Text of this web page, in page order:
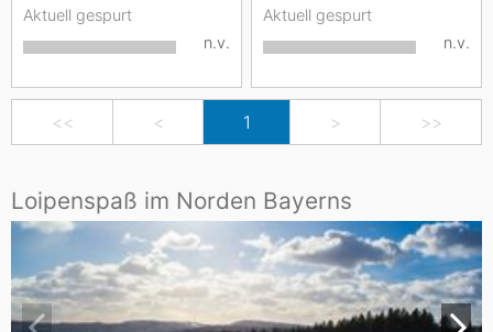
Aktuell gespurt
n.v.
Aktuell gespurt
n.v.
<< < 1 > >>
Loipenspaß im Norden Bayerns